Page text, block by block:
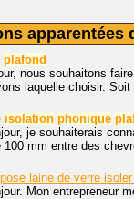
apparentées
plafond
nous souhaitons
laquelle choisir. Soit
isolation phonique
je souhaiterais
100 mm entre des
laine de verre isoler
Mon entrepreneur